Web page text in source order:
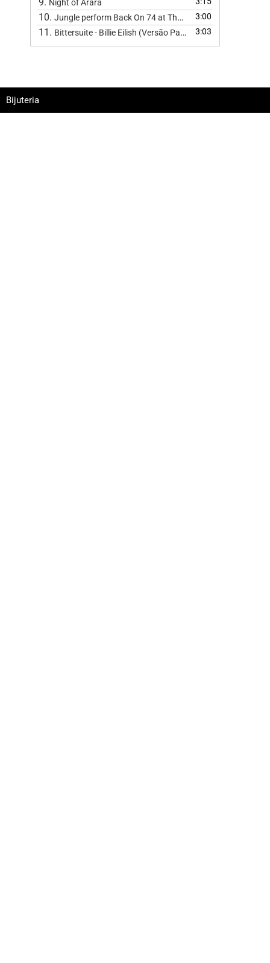
Night of Arará
10. Jungle perform Back On 74 at The BRIT Awards 2024
3:00
11. Bittersuite - Billie Eilish (Versão Pagode )
3:03
Bijuteria